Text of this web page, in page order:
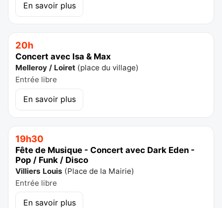
En savoir plus
20h
Concert avec Isa & Max
Melleroy / Loiret (place du village)
Entrée libre
En savoir plus
19h30
Fête de Musique - Concert avec Dark Eden -
Pop / Funk / Disco
Villiers Louis (Place de la Mairie)
Entrée libre
En savoir plus